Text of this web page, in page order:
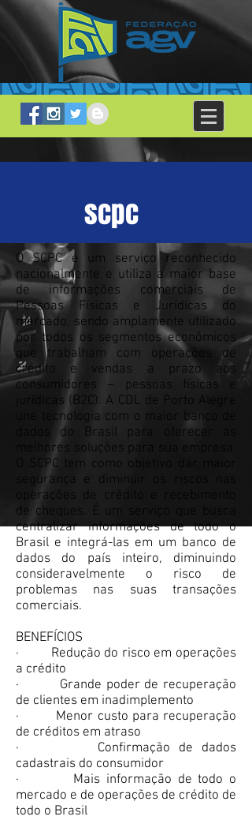
scpc
O SCPC é um serviço reconhecido
nacionalmente e utiliza a maior base
de informações comerciais de
Pessoas Físicas e Jurídicas do
mercado, sendo amplamente utilizado
por todos os segmentos econômicos
que trabalham com operações de
crédito e vendas a prazo aos
consumidores – pessoas físicas e
jurídicas (B2C). A CDL de Porto Alegre
une tecnologia com o maior banco de
dados do Brasil para oferecer as
melhores soluções para sua empresa.
O SCPC tem como objetivo dar maior
segurança e diminuir os riscos nas
operações de crédito e recebimento
de cheques. É um serviço que busca
centralizar informações de todo o
Brasil e integrá-las em um banco de
dados do país inteiro, diminuindo
consideravelmente o risco de
problemas nas suas transações
comerciais.
BENEFÍCIOS
· Redução do risco em operações
a crédito
· Grande poder de recuperação
de clientes em inadimplemento
· Menor custo para recuperação
de créditos em atraso
· Confirmação de dados
cadastrais do consumidor
· Mais informação de todo o
mercado e de operações de crédito de
todo o Brasil